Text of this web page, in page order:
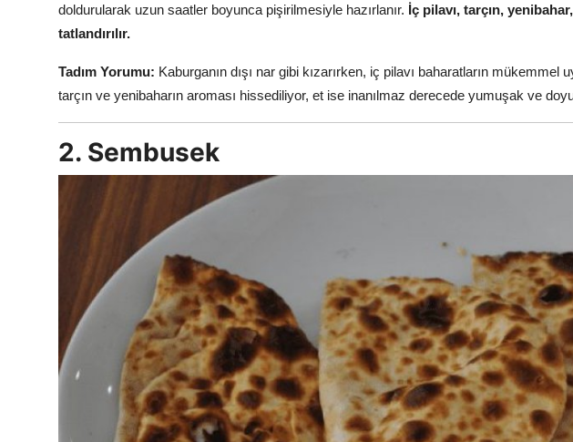
doldurularak uzun saatler boyunca pişirilmesiyle hazırlanır. İç pilavı, tarçın,
tatlandırılır.
Tadım Yorumu: Kaburganın dışı nar gibi kızarırken, iç pilavı baharatların
tarçın ve yenibaharın aroması hissediliyor, et ise inanılmaz derecede yumuşak ve
2. Sembusek